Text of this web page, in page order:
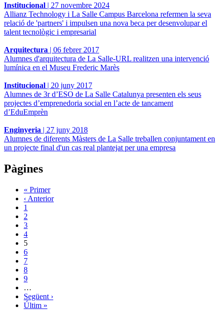
Institucional | 27 novembre 2024
Allianz Technology i La Salle Campus Barcelona refermen la seva
relació de 'partners' i impulsen una nova beca per desenvolupar el
talent tecnològic i empresarial
Arquitectura | 06 febrer 2017
Alumnes d'arquitectura de La Salle-URL realitzen una intervenció
lumínica en el Museu Frederic Marès
Institucional | 20 juny 2017
Alumnes de 3r d’ESO de La Salle Catalunya presenten els seus
projectes d’emprenedoria social en l’acte de tancament
d’EduEmprèn
Enginyeria | 27 juny 2018
Alumnes de diferents Màsters de La Salle treballen conjuntament en
un projecte final d'un cas real plantejat per una empresa
Pàgines
« Primer
‹ Anterior
1
2
3
4
5
6
7
8
9
…
Següent ›
Últim »